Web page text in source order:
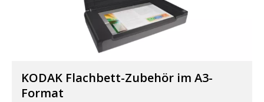
KODAK Flachbett-Zubehör im A3-
Format